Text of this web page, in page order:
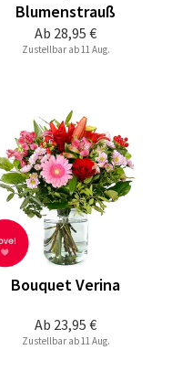
Ab 28,95 €
Blumenstrauß
Zustellbar ab 11 Aug.
Ab 23,95 €
Bouquet Verina
Zustellbar ab 11 Aug.